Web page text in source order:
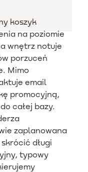
koszyk
na poziomie
wnętrz notuje
porzuceń
Mimo
email
promocyjną,
całej bazy.
zaplanowana
długi
typowy